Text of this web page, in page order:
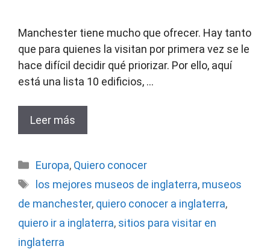
Manchester tiene mucho que ofrecer. Hay tanto
que para quienes la visitan por primera vez se le
hace difícil decidir qué priorizar. Por ello, aquí
está una lista 10 edificios, …
Leer más
Categorías
Europa, Quiero conocer
Etiquetas
los mejores museos de inglaterra, museos
de manchester, quiero conocer a inglaterra,
quiero ir a inglaterra, sitios para visitar en
inglaterra